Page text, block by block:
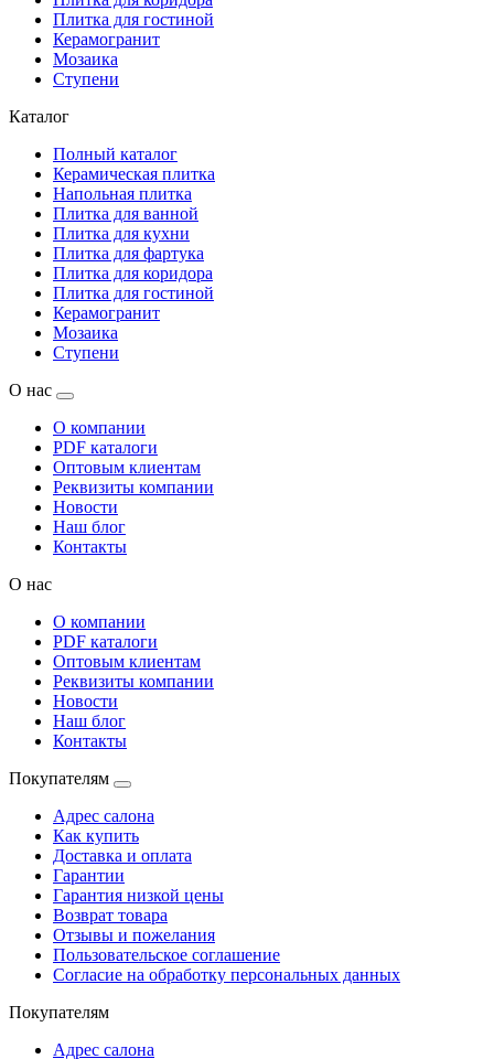
Плитка для гостиной
Керамогранит
Мозаика
Ступени
Каталог
Полный каталог
Керамическая плитка
Напольная плитка
Плитка для ванной
Плитка для кухни
Плитка для фартука
Плитка для коридора
Плитка для гостиной
Керамогранит
Мозаика
Ступени
О нас
О компании
PDF каталоги
Оптовым клиентам
Реквизиты компании
Новости
Наш блог
Контакты
О нас
О компании
PDF каталоги
Оптовым клиентам
Реквизиты компании
Новости
Наш блог
Контакты
Покупателям
Адрес салона
Как купить
Доставка и оплата
Гарантии
Гарантия низкой цены
Возврат товара
Отзывы и пожелания
Пользовательское соглашение
Согласие на обработку персональных данных
Покупателям
Адрес салона